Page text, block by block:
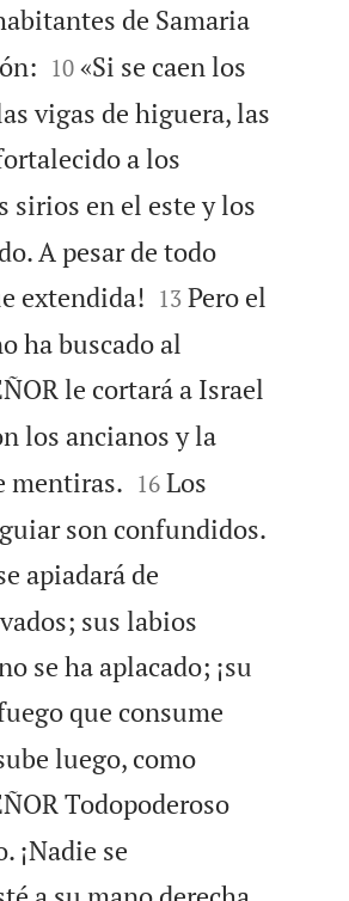
de Samaria

10 «Si se caen los
vigas de higuera, las
a los
sirios en el este y los
A pesar de todo
extendida!
13 Pero el
ha buscado al
le cortará a Israel
los ancianos y la
mentiras.
16 Los
son confundidos.
apiadará de
sus labios
se ha aplacado; ¡su
que consume
luego, como
Todopoderoso
¡Nadie se